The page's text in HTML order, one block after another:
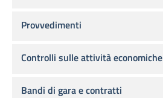
Provvedimenti
Controlli sulle attività economiche
Bandi di gara e contratti